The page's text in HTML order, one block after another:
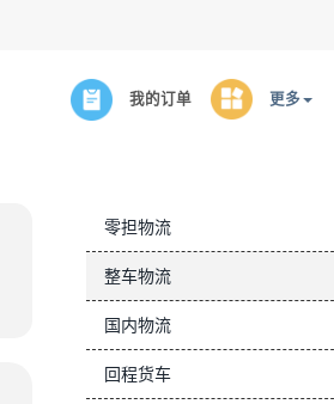
我的订单 更多
零担物流
整车物流
国内物流
回程货车